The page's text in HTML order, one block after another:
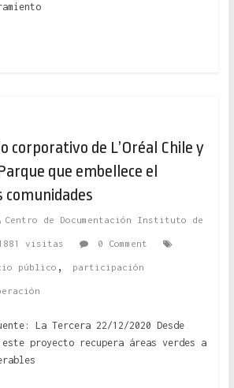
corporativo de L’Oréal Chile y
que embellece el
comunidades
Centro de Documentación Instituto de
visitas 0 Comment
público , participación
La Tercera 22/12/2020 Desde
este proyecto recupera áreas verdes a